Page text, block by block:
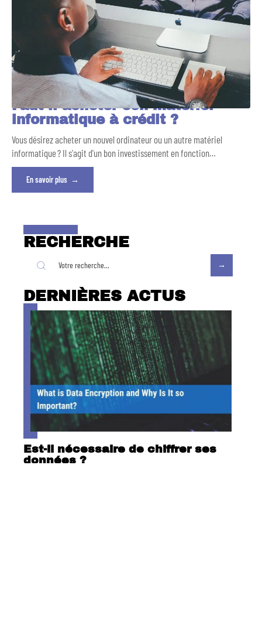
Faut-il acheter son matériel
informatique à crédit ?
Vous désirez acheter un nouvel ordinateur ou un autre matériel
informatique ? Il s'agit d'un bon investissement en fonction…
En savoir plus
RECHERCHE
DERNIÈRES ACTUS
Est-il nécessaire de chiffrer ses
données ?